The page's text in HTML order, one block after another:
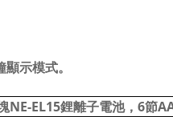
示模式。
NE-EL15鋰離子電池， 6節